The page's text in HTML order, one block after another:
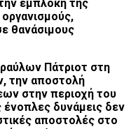
εμπλοκή της
οργανισμούς,
θανάσιμους
Πάτριοτ στη
την αποστολή
στην περιοχή του
ένοπλες δυνάμεις δεν
αποστολές στο